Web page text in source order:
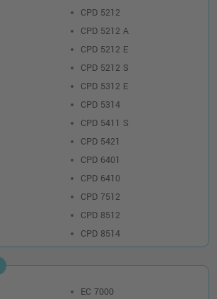
CPD 5212
CPD 5212 A
CPD 5212 E
CPD 5212 S
CPD 5312 E
CPD 5314
CPD 5411 S
CPD 5421
CPD 6401
CPD 6410
CPD 7512
CPD 8512
CPD 8514
EC 7000